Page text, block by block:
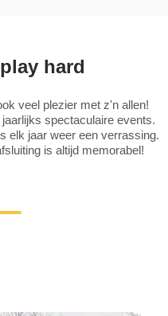
hard
veel plezier met z'n allen!
spectaculaire events.
elk jaar weer een verrassing.
is altijd memorabel!